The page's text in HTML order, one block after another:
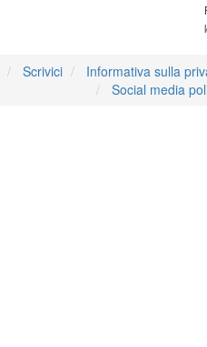
Scrivici
Informativa sulla
Social media